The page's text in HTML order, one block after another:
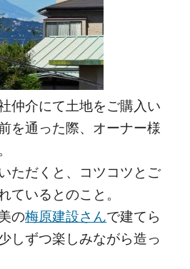
仲介にて土地をご購入い
を通った際、オーナー様
ただくと、コツコツとご
ているとのこと。
の梅原建設さんで建てら
しずつ楽しみながら造っ